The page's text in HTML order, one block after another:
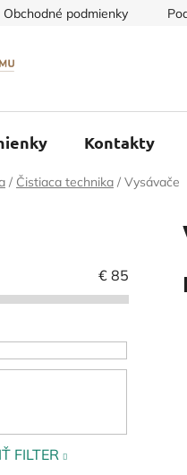
Obchodné podmienky
Kontakty
/ Čistiaca technika / Vysávače
€ 85
FILTER